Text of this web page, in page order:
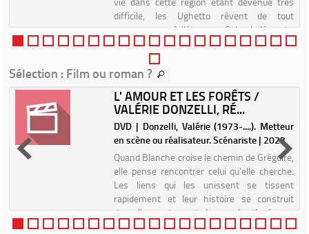
difficile, les Ughetto rêvent de tout
recommencer à l’étranger. Selon la légende,
Luigi Ughetto...
Sélection : Film ou roman ?
L' AMOUR ET LES FORÊTS /
VALÉRIE DONZELLI, RÉ...
DVD | Donzelli, Valérie (1973-....). Metteur
en scène ou réalisateur. Scénariste | 2023
Quand Blanche croise le chemin de Grégoire,
elle pense rencontrer celui qu'elle cherche.
Les liens qui les unissent se tissent
rapidement et leur histoire se construit
dans l'emportement. Le couple déménage,
Blanche s'éloigne de s...